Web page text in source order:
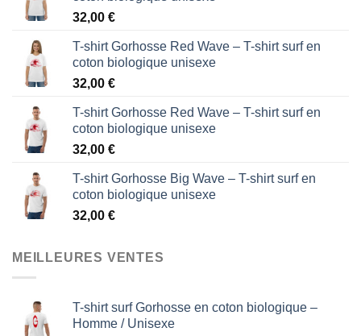
32,00 €
T-shirt Gorhosse Red Wave – T-shirt surf en
coton biologique unisexe
32,00 €
T-shirt Gorhosse Red Wave – T-shirt surf en
coton biologique unisexe
32,00 €
T-shirt Gorhosse Big Wave – T-shirt surf en
coton biologique unisexe
32,00 €
MEILLEURES VENTES
T-shirt surf Gorhosse en coton biologique –
Homme / Unisexe